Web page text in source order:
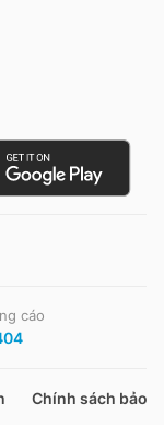
cáo
Chính sách bảo